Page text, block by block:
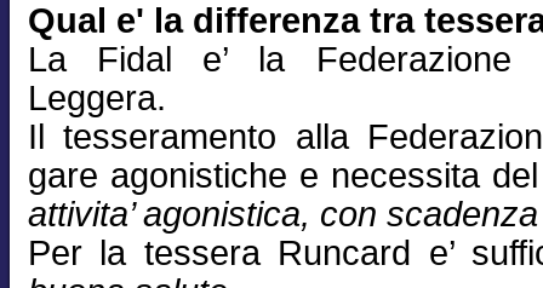
Qual e' la differenza tra
La Fidal e’ la Federazione
Leggera.
Il tesseramento alla
gare agonistiche e necessita
attivita’ agonistica, con
Per la tessera Runcard e’